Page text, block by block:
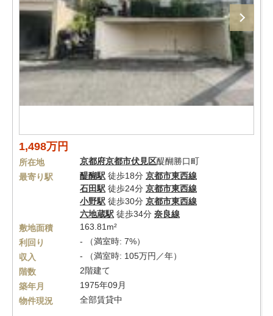
1,498万円
所在地 京都府京都市伏見区醍醐勝口町
最寄り駅
醍醐駅 徒歩18分 京都市東西線
石田駅 徒歩24分 京都市東西線
小野駅 徒歩30分 京都市東西線
六地蔵駅 徒歩34分 奈良線
敷地面積
163.81m²
利回り
- （満室時: 7%）
収入
- （満室時: 105万円／年）
階数
2階建て
築年月
1975年09月
物件現況
全部賃貸中